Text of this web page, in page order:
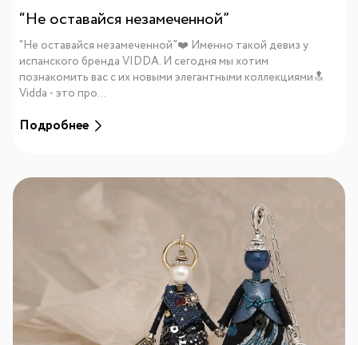
“Не оставайся незамеченной”
“Не оставайся незамеченной”❤️ Именно такой девиз у
испанского бренда VIDDA. И сегодня мы хотим
познакомить вас с их новыми элегантными коллекциями🔝
Vidda - это про...
Подробнее